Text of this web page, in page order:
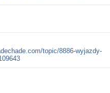
topic/8886-wyjazdy-